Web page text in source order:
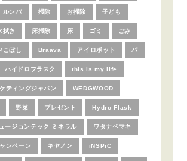
ルンバ 掃除 お掃除 子ども
拭き 床掃除 床 ゴミ ごみ
こぼし Braava アイロボット パ
ハイドロフラスク this is my life
ティングジャパン WEDGWOOD
野菜 プレゼント Hydro Flask
ージョンテック ミネラル ワタナベマキ
ンペーン キヤノン iNSPiC